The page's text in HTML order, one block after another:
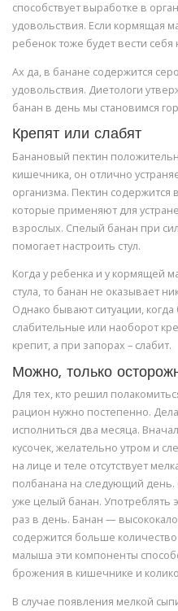
способствует выработке в
удовольствия. Если кормящая
ребенок тоже будет вести
Ах да, в банане содержится
удовольствия. Диетологи
банан в день мы становимся
Крепят или слабят
Банановый пектин
кишечника, он отлично
организма. Пектин содержится
которые применяют для
взрослых. Спелый банан при
помогает настроить стул.
Когда у ребенка и у кормящей
стула, то банан не оказывает
Однако бывают ситуации, когда
слабительные или наоборот
крепит, а при запорах – слабит.
Можно, только
Для тех, кто решил
рацион нужно постепенно.
исполниться два месяца.
кусочек, желательно утром и
на лице и теле отсутствует
полбанана на следующий день.
уже целый банан. Употреблять
раз в день. Банан —
содержится больше
малыша эти компоненты
брожения в кишечнике и
В случае появления мелкой